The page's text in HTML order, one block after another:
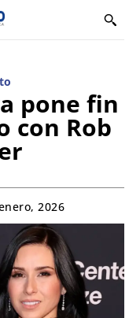
pone fin
con Rob
2026